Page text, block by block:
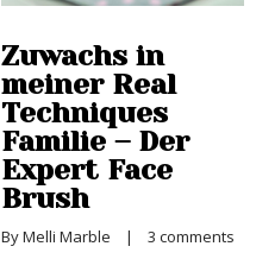
Zuwachs in
meiner Real
Techniques
Familie – Der
Expert Face
Brush
By Melli Marble
    |
3 comments